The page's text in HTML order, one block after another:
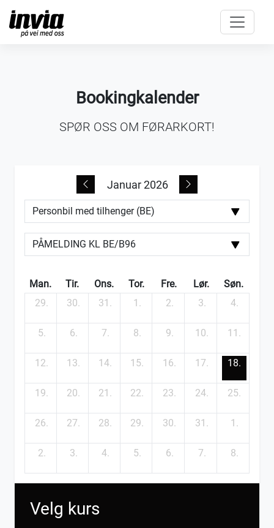
Bookingkalender
SPØR OSS OM FØRARKORT!
Januar 2026
Man. Tir. Ons. Tor. Fre. Lør.
Søn.
29.
30. 31. 1. 2. 3. 4.
5. 6. 7. 8. 9. 10. 11.
12. 13. 14. 15. 16. 17. 18.
19. 20. 21. 22. 23. 24. 25.
26. 27. 28. 29. 30. 31. 1.
2. 3. 4. 5. 6. 7. 8.
Velg kurs